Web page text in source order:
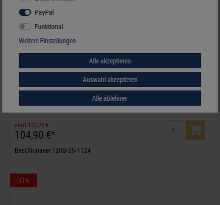
Deutschland - Nachtrag Jahrgang 2025, inklusive Ringbinder-Set
statt 123,20 €
104,90 €*
Best.Nummer 120B-25-1124
-31%
PayPal
Funktional
Weitere Einstellungen
Alle akzeptieren
Auswahl akzeptieren
Alle ablehnen